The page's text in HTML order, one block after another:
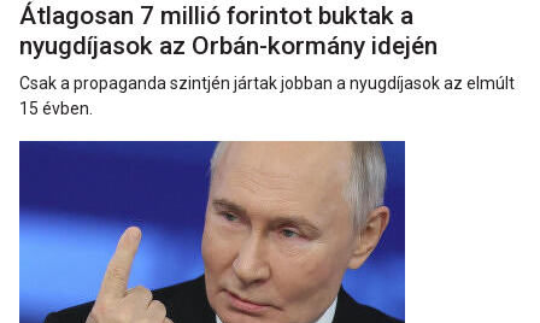
Átlagosan 7 millió forintot buktak a
nyugdíjasok az Orbán-kormány idején
Csak a propaganda szintjén jártak jobban a nyugdíjasok az elmúlt
15 évben.